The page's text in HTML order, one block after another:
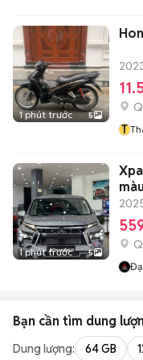
1 phút trước 5
T
1 phút trước 5
Bạn cần tìm dung
Dung lượng: 64 GB